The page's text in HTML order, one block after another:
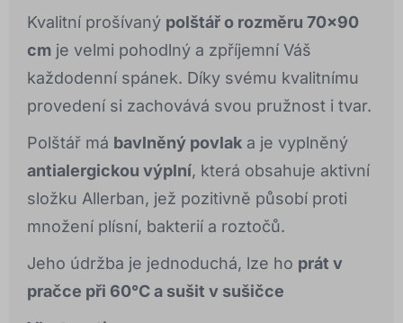
Kvalitní prošívaný polštář o rozměru 70x90
cm je velmi pohodlný a zpříjemní Váš
každodenní spánek. Díky svému kvalitnímu
provedení si zachovává svou pružnost i tvar.
Polštář má bavlněný povlak a je vyplněný
antialergickou výplní, která obsahuje aktivní
složku Allerban, jež pozitivně působí proti
množení plísní, bakterií a roztočů.
Jeho údržba je jednoduchá, lze ho prát v
pračce při 60°C a sušit v sušičce